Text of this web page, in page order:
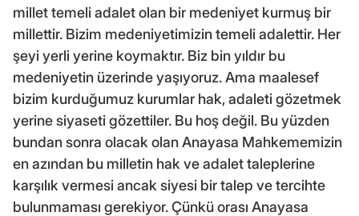
millet temeli adalet olan bir medeniyet kurmuş bir
millettir. Bizim medeniyetimizin temeli adalettir. Her
şeyi yerli yerine koymaktır. Biz bin yıldır bu
medeniyetin üzerinde yaşıyoruz. Ama maalesef
bizim kurduğumuz kurumlar hak, adaleti gözetmek
yerine siyaseti gözettiler. Bu hoş değil. Bu yüzden
bundan sonra olacak olan Anayasa Mahkememizin
en azından bu milletin hak ve adalet taleplerine
karşılık vermesi ancak siyesi bir talep ve tercihte
bulunmaması gerekiyor. Çünkü orası Anayasa